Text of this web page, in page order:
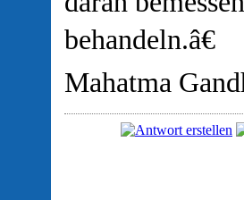
behandeln.â€
Mahatma